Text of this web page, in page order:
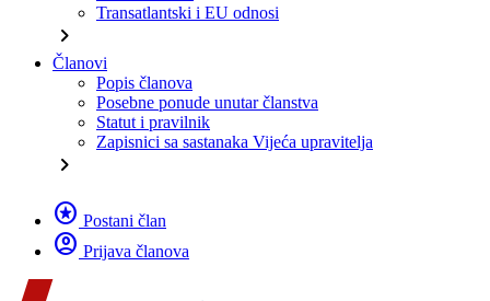
Transatlantski i EU odnosi
chevron_right
Članovi
Popis članova
Posebne ponude unutar članstva
Statut i pravilnik
Zapisnici sa sastanaka Vijeća upravitelja
chevron_right
stars Postani član
account_circle Prijava članova